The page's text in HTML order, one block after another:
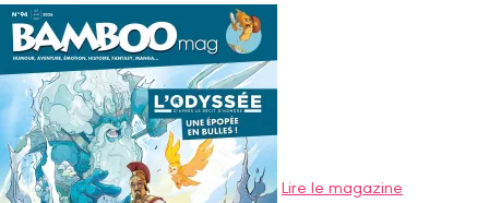
Lire le magazine